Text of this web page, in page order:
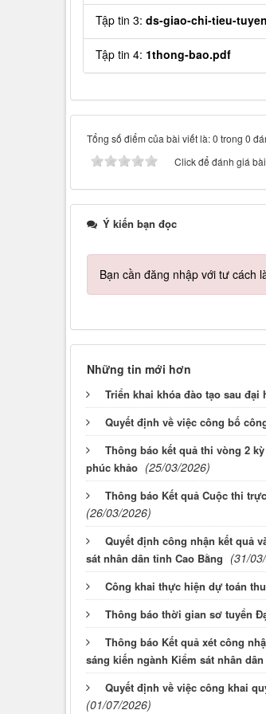
Tập tin 3: ds-giao-chi-tieu-
Tập tin 4: 1thong-bao.pdf
Tổng số điểm của bài viết là: 0 trong 0
Click để đánh giá
Ý kiến bạn đọc
Bạn cần đăng nhập với tư cách
Những tin mới hơn
Triển khai khóa đào tạo sau đại
Quyết định về việc công bố
Thông báo kết quả thi vòng 2
phúc khảo (25/03/2026)
Thông báo Kết quả Cuộc thi
(26/03/2026)
Quyết định công nhận kết quả
sát nhân dân tỉnh Cao Bằng (31/
Công khai thực hiện dự toán
Thông báo thời gian sơ tuyển
Thông báo Kết quả xét công
sáng kiến ngành Kiểm sát nhân
Quyết định về việc công khai
(01/07/2026)